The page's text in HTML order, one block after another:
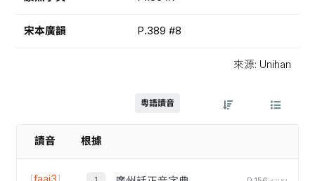
宋本廣韻 P.389 #8
來源: Unihan
粵語讀音
讀音 根據